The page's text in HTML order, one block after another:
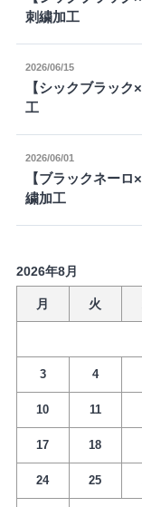
刺繍加工
2026/06/15
【シックブラッ
工
2026/06/01
【ブラックネー
繍加工
2026年8月
月 火
3 4
10 11
17 18
24 25